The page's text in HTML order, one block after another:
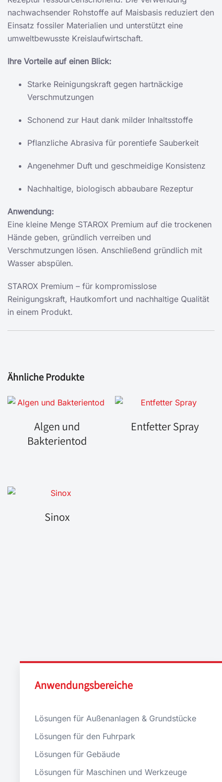
nachwachsender Rohstoffe auf Maisbasis reduziert den
Einsatz fossiler Materialien und unterstützt eine
umweltbewusste Kreislaufwirtschaft.
Ihre Vorteile auf einen Blick:
Starke Reinigungskraft gegen hartnäckige
Verschmutzungen
Schonend zur Haut dank milder Inhaltsstoffe
Pflanzliche Abrasiva für porentiefe Sauberkeit
Angenehmer Duft und geschmeidige Konsistenz
Nachhaltige, biologisch abbaubare Rezeptur
Anwendung:
Eine kleine Menge STAROX Premium auf die trockenen
Hände geben, gründlich verreiben und
Verschmutzungen lösen. Anschließend gründlich mit
Wasser abspülen.
STAROX Premium – für kompromisslose
Reinigungskraft, Hautkomfort und nachhaltige Qualität
in einem Produkt.
Ähnliche Produkte
Algen und
Bakterientod
Entfetter Spray
Sinox
Anwendungsbereiche
Lösungen für Außenanlagen & Grundstücke
Lösungen für den Fuhrpark
Lösungen für Gebäude
Lösungen für Maschinen und Werkzeuge